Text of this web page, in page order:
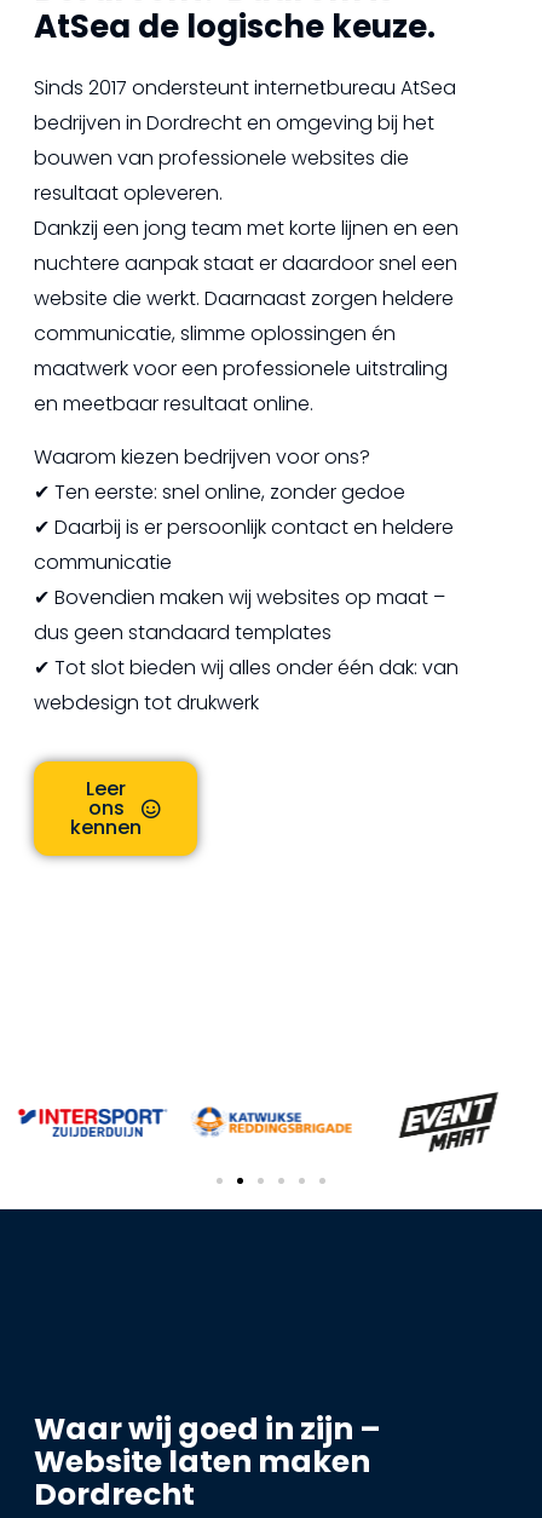
AtSea de logische keuze.
Sinds 2017 ondersteunt internetbureau AtSea
bedrijven in Dordrecht en omgeving bij het
bouwen van professionele websites die
resultaat opleveren.
Dankzij een jong team met korte lijnen en een
nuchtere aanpak staat er daardoor snel een
website die werkt. Daarnaast zorgen heldere
communicatie, slimme oplossingen én
maatwerk voor een professionele uitstraling
en meetbaar resultaat online.
Waarom kiezen bedrijven voor ons?
✔ Ten eerste: snel online, zonder gedoe
✔ Daarbij is er persoonlijk contact en heldere
communicatie
✔ Bovendien maken wij websites op maat –
dus geen standaard templates
✔ Tot slot bieden wij alles onder één dak: van
webdesign tot drukwerk
Leer
ons
kennen
Waar wij goed in zijn –
Website laten maken
Dordrecht